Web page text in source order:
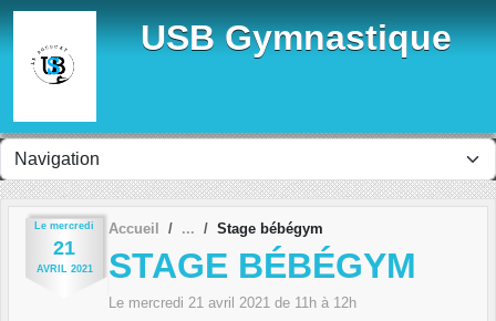
USB Gymnastique
Le mercredi
21
AVRIL 2021
Accueil Stage bébégym
STAGE BÉBÉGYM
Le mercredi 21 avril 2021 de 11h à 12h
Panneau de gestion des cookies